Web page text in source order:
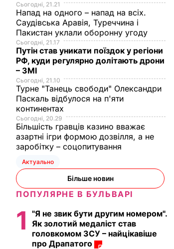
Сьогодні, 21.21
Напад на одного – напад на всіх.
Саудівська Аравія, Туреччина і
Пакистан уклали оборонну угоду
Сьогодні, 21.17
Путін став уникати поїздок у регіони
РФ, куди регулярно долітають дрони
– ЗМІ
Сьогодні, 21.10
Турне "Танець свободи" Олександри
Паскаль відбулося на п'яти
континентах
Сьогодні, 20.29
Більшість гравців казино вважає
азартні ігри формою дозвілля, а не
заробітку – соцопитування
Актуально
Більше новин
ПОПУЛЯРНЕ В БУЛЬВАРІ
1
"Я не звик бути другим номером".
Як золотий медаліст став
головкомом ЗСУ – найцікавіше
про Драпатого